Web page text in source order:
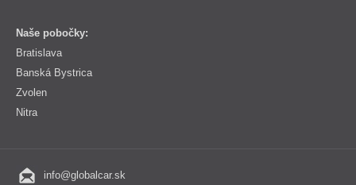
Naše pobočky:
Bratislava
Banská Bystrica
Zvolen
Nitra
info@globalcar.sk